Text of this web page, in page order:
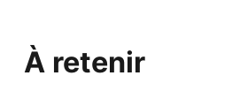
À retenir